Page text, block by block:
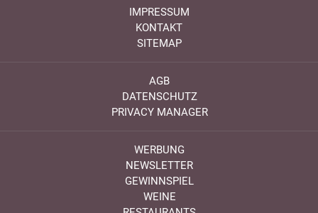
IMPRESSUM
KONTAKT
SITEMAP
AGB
DATENSCHUTZ
PRIVACY MANAGER
WERBUNG
NEWSLETTER
GEWINNSPIEL
WEINE